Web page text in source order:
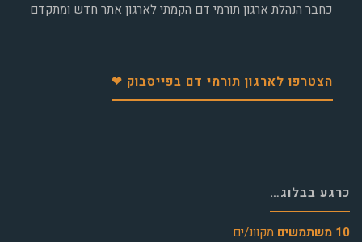
כחבר הנהלת ארגון תורמי דם הקמתי לארגון אתר חדש ומתקדם
הצטרפו לארגון תורמי דם בפייסבוק ❤
כרגע בבלוג…
10 משתמשים
מקוונ/ים